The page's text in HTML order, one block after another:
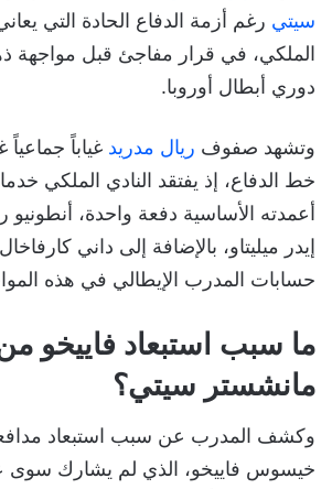
سيتي رغم أزمة الدفاع الحادة التي
دوري أبطال أوروبا.
وتشهد صفوف ريال مدريد غياباً
خط الدفاع، إذ يفتقد النادي الملكي
أعمدته الأساسية دفعة واحدة، أنطونيو
إيدر ميليتاو، بالإضافة إلى داني
حسابات المدرب الإيطالي في هذه
ما سبب استبعاد فاييخو
مانشستر سيتي؟
وكشف المدرب عن سبب استبعاد مدافعه
خيسوس فاييخو، الذي لم يشارك سوى